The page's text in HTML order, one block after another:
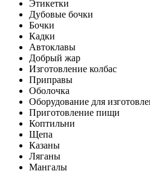
Этикетки
Дубовые бочки
Бочки
Кадки
Автоклавы
Добрый жар
Изготовление колбас
Приправы
Оболочка
Оборудование для
Приготовление пищи
Коптильни
Щепа
Казаны
Ляганы
Мангалы